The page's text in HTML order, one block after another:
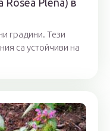
градини. Тези
са устойчиви на